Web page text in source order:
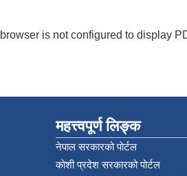
is not configured to display
महत्त्वपूर्ण लिङ्क
नेपाल सरकारको पोर्टल
कोशी प्रदेश सरकारको पोर्टल